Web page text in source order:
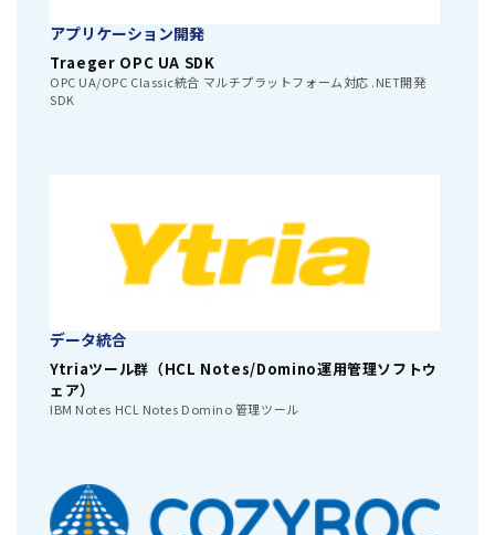
アプリケーション開発
Traeger OPC UA SDK
OPC UA/OPC Classic統合 マルチプラットフォーム対応 .NET開発
SDK
データ統合
Ytriaツール群（HCL Notes/Domino運用管理ソフトウ
ェア）
IBM Notes HCL Notes Domino 管理ツール